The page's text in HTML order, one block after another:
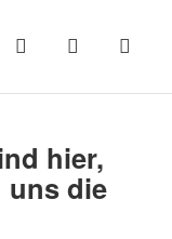
hier,
uns die